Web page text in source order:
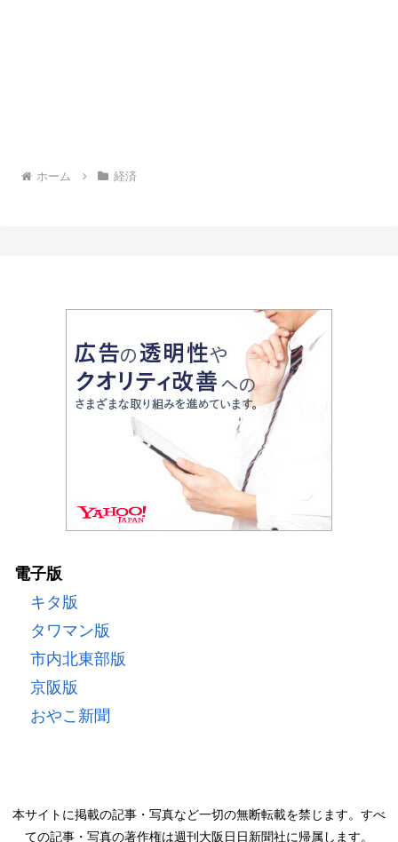
ホーム 経済
電子版
キタ版
タワマン版
市内北東部版
京阪版
おやこ新聞
本サイトに掲載の記事・写真など一切の無断転載を禁じます。すべ
ての記事・写真の著作権は週刊大阪日日新聞社に帰属します。